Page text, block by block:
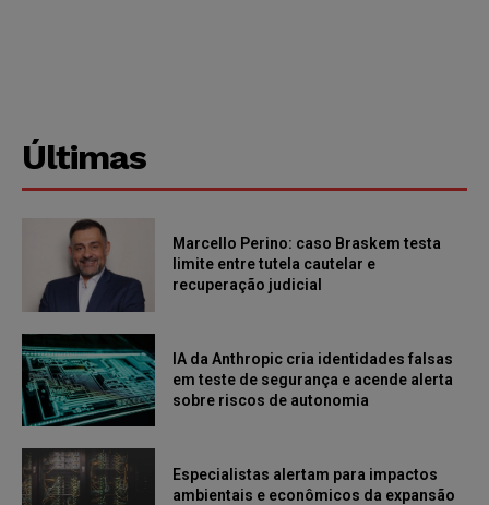
Últimas
Marcello Perino: caso Braskem testa
limite entre tutela cautelar e
recuperação judicial
IA da Anthropic cria identidades falsas
em teste de segurança e acende alerta
sobre riscos de autonomia
Especialistas alertam para impactos
ambientais e econômicos da expansão